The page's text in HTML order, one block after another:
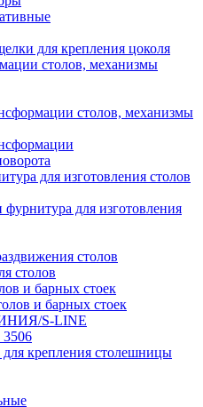
для крепления цоколя
столов, механизмы
столов, механизмы
для изготовления столов
для изготовления
столов
столов
и барных стоек
и барных стоек
S-LINE
3506
крепления столешницы